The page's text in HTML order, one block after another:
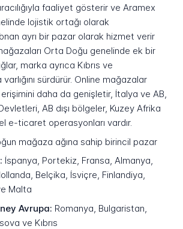
faaliyet gösterir ve Aramex
lojistik ortağı olarak
ayrı bir pazar olarak hizmet verir
Orta Doğu genelinde ek bir
marka ayrıca Kıbrıs ve
sürdürür. Online mağazalar
daha da genişletir, İtalya ve AB,
AB dışı bölgeler, Kuzey Afrika
e-ticaret operasyonları vardır.
mağaza ağına sahip birincil pazar
İspanya, Portekiz, Fransa, Almanya,
Belçika, İsviçre, Finlandiya,
Malta
Avrupa: Romanya, Bulgaristan,
ve Kıbrıs